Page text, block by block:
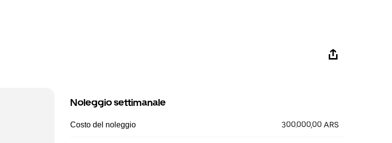
Noleggio settimanale
Costo del noleggio 300.000,00 ARS